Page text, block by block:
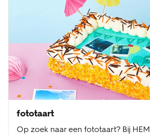
fototaart
Op zoek naar een fototaart? Bij